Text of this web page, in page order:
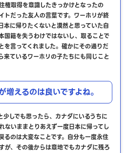
権取得を意識したきっかけとなったの
トだった友人の言葉です。ワーホリが終
本に帰りたくないと漠然と思っていた自
国籍を失うわけではないし、取ることで
を言ってくれました。確かにその通りだ
来ているワーホリの子たちにも同じこと
えるのは良いですよね。
少しでも思ったら、カナダにいるうちに
ないままとりあえず一度日本に帰ってし
るのは大変なことです。自分も一度永住
が、その後からは意地でもカナダに残ろ